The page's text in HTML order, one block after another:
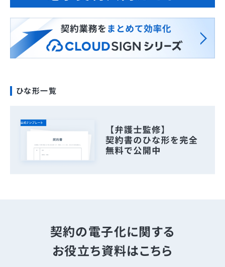
ひな形一覧
契約の電子化に関する
お役立ち資料はこちら